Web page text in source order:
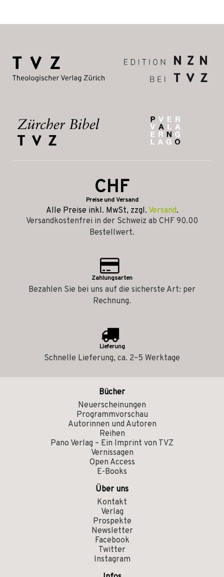
CHF
Preise und Versand
Alle Preise inkl. MwSt, zzgl. Versand.
Versandkostenfrei in der Schweiz ab CHF 90.00
Bestellwert.
Zahlungsarten
Bezahlen Sie bei uns auf die sicherste Art: per
Rechnung.
Lieferung
Schnelle Lieferung, ca. 2–5 Werktage
Bücher
Neuerscheinungen
Programmvorschau
Autorinnen und Autoren
Reihen
Pano Verlag – Ein Imprint von TVZ
Vernissagen
Open Access
E-Books
Über uns
Kontakt
Verlag
Prospekte
Newsletter
Facebook
Twitter
Instagram